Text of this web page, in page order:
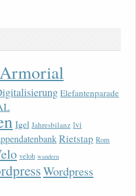
Armorial
Elefantenparade
Igel Jahresbilanz lvi
Rietstap Rom
veloh wandern
Wordpress